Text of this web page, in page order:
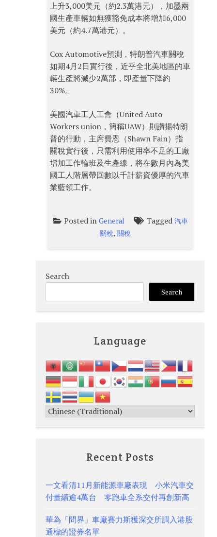
上升3,000美元（約2.3萬港元），加墨兩
國生產車輛如無獲豁免成本將增加6,000
美元（約4.7萬港元）。
Cox Automotive預測，特朗普汽車關稅
如期4月2日實行後，近乎全北美地區的車
輛生產將減少2萬部，即產量下降約
30%。
美國汽車工人工會（United Auto
Workers union，簡稱UAW）則讚揚特朗
普的行動，主席費恩（Shawn Fain）指
關稅實行後，只需利用使用率不足的工廠
增加工作輪班及生產線，將在數月內為美
國工人階層帶回數以千計薪資優厚的汽車
業藍領工作。
Posted in General Tagged 汽車
關稅,關稅
Search
Search
Language
Recent Posts
一文看清11月新能源車廠表現 小米汽車交
付量續逾4萬台 零跑車全系交付再創新高
華為「問界」車廠賽力斯獲深交所調入港股
通標的證券名單